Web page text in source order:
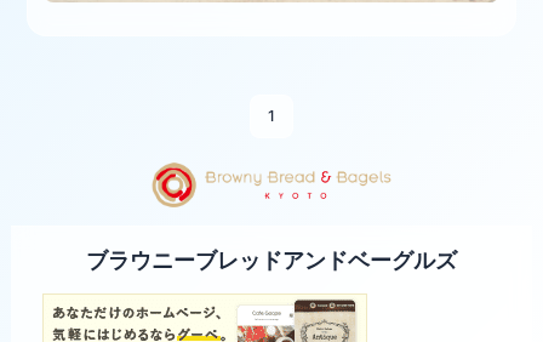
1
ブラウニーブレッドアンドベーグルズ